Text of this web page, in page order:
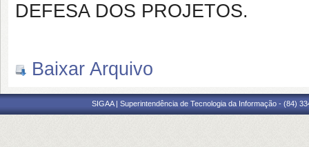
DEFESA DOS PROJETOS.
Baixar Arquivo
SIGAA | Superintendência de Tecnologia da Informação - (84)